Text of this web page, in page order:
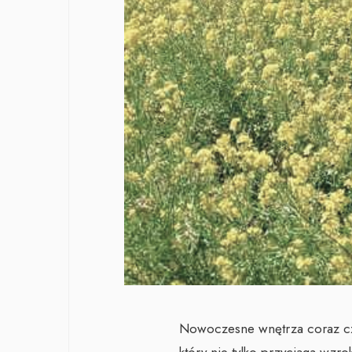
Nowoczesne wnętrza coraz